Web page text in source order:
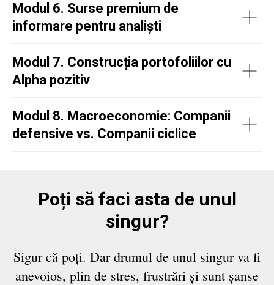
Modul 6. Surse premium de
informare pentru analiști
Modul 7. Construcția portofoliilor cu
Alpha pozitiv
Modul 8. Macroeconomie: Companii
defensive vs. Companii ciclice
Poți să faci asta de unul
singur?
Sigur că poți. Dar drumul de unul singur va fi
anevoios, plin de stres, frustrări și sunt șanse